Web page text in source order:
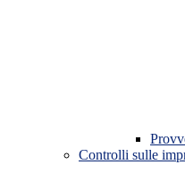
Controlli sulle